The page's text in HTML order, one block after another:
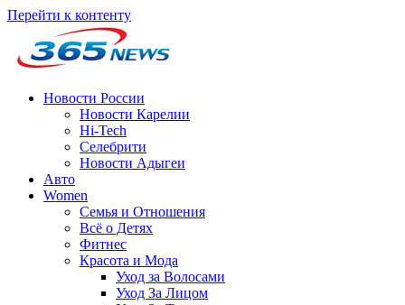
Перейти к контенту
Новости России
Новости Карелии
Hi-Tech
Селебрити
Новости Адыгеи
Авто
Women
Семья и Отношения
Всё о Детях
Фитнес
Красота и Мода
Уход за Волосами
Уход За Лицом